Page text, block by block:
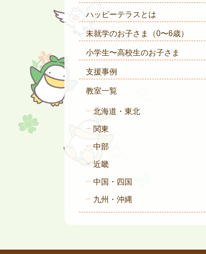
ハッピーテラスとは
未就学のお子さま （0〜6歳）
小学生〜高校生のお子さま
支援事例
教室一覧
北海道・東北
関東
中部
近畿
中国・四国
九州・沖縄